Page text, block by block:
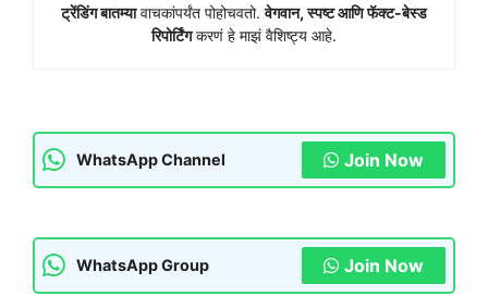
ट्रेंडिंग बातम्यावाचकांपर्यंत पोहोचवतो.वेगवान, स्पष्ट आणि फॅक्ट-बेस्ड
रिपोर्टिंगकरणं हे माझं वैशिष्ट्य आहे.
WhatsApp Channel Join Now
WhatsApp Group Join Now